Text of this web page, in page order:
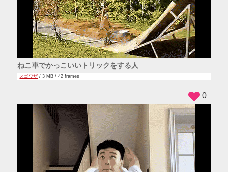
ねこ車でかっこいいトリックをする人
スゴワザ / 3 MB / 42 frames
0